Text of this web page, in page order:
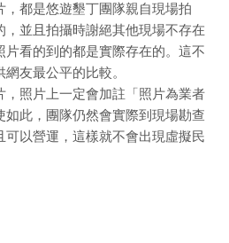
都是悠遊墾丁團隊親自現場拍
並且拍攝時謝絕其他現場不存在
片看的到的都是實際存在的。這不
友最公平的比較。
，照片上一定會加註「照片為業者
如此，團隊仍然會實際到現場勘查
以營運，這樣就不會出現虛擬民